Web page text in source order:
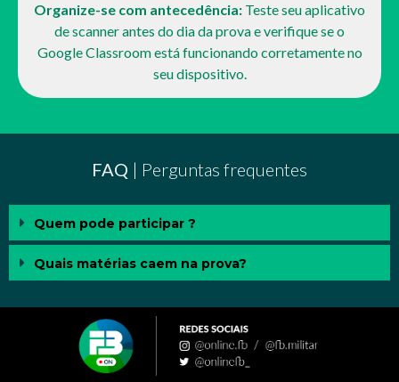
Organize-se com antecedência: Teste seu aplicativo
de scanner antes do dia da prova e verifique se o
Google Classroom está funcionando corretamente no
seu dispositivo.
FAQ | Perguntas frequentes
Quem pode participar ?
Quais matérias caem na prova?